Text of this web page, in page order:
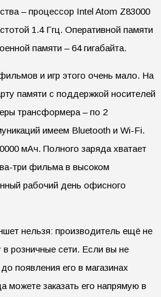
– процессор Intel Atom Z83000
1.4 Ггц. Оперативной памяти
памяти – 64 гигабайта.
и игр этого очень мало. На
памяти с поддержкой носителей
трансформера – по 2
имеем Bluetooth и Wi-Fi.
мАч. Полного заряда хватает
три фильма в высоком
рабочий день офисного
нельзя: производитель ещё не
розничные сети. Если вы не
появления его в магазинах
можете заказать его напрямую в